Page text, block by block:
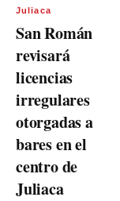
Juliaca
San Román
revisará
licencias
irregulares
otorgadas a
bares en el
centro de
Juliaca